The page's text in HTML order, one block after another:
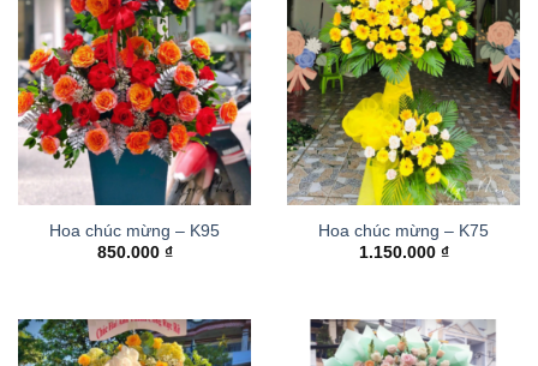
Hoa chúc mừng – K95
850.000 ₫
Hoa chúc mừng – K75
1.150.000 ₫